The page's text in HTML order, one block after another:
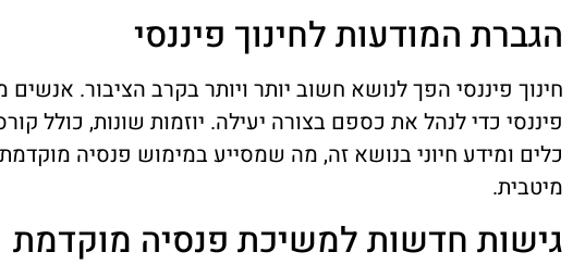
הגברת המודעות לחינוך פיננסי
חינוך פיננסי הפך לנושא חשוב יותר ויותר בקרב הציבור.
פיננסי כדי לנהל את כספם בצורה יעילה. יוזמות שונות, כולל
מיטבית.
גישות חדשות למשיכת פנסיה מוקדמת